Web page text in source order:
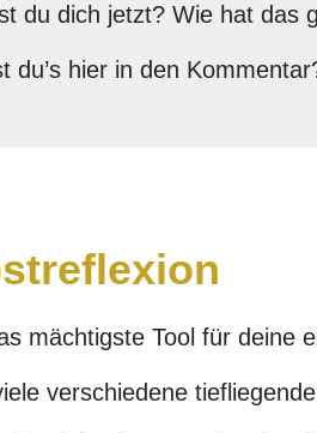
du dich jetzt? Wie hat das
du’s hier in den
mächtigste Tool für deine
verschiedene